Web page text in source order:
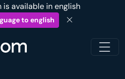
is available in english
to english